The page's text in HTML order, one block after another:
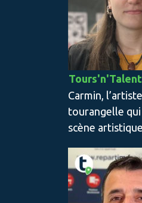
Carmin, l’artiste
tourangelle
scène